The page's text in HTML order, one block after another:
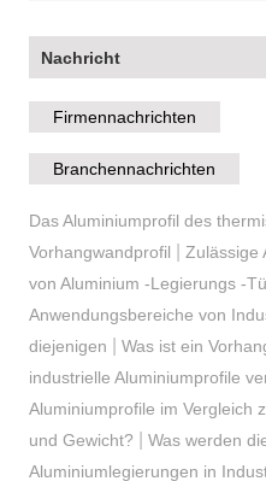
Nachricht
Firmennachrichten
Branchennachrichten
Das Aluminiumprofil des
Vorhangwandprofil
Zulässige
von Aluminium -Legierungs -
Anwendungsbereiche von
diejenigen
Was ist ein
industrielle Aluminiumprofile
Aluminiumprofile im Vergleich
und Gewicht?
Was werden
Aluminiumlegierungen in